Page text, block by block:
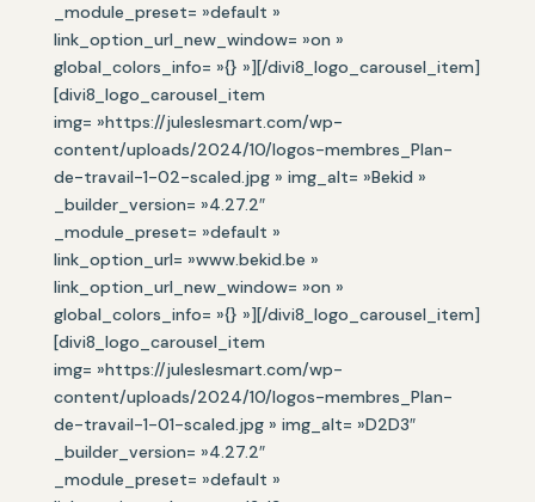
_module_preset= »default »
link_option_url_new_window= »on »
global_colors_info= »{} »][/divi8_logo_carousel_item]
[divi8_logo_carousel_item
img= »https://juleslesmart.com/wp-
content/uploads/2024/10/logos-membres_Plan-
de-travail-1-02-scaled.jpg » img_alt= »Bekid »
_builder_version= »4.27.2″
_module_preset= »default »
link_option_url= »www.bekid.be »
link_option_url_new_window= »on »
global_colors_info= »{} »][/divi8_logo_carousel_item]
[divi8_logo_carousel_item
img= »https://juleslesmart.com/wp-
content/uploads/2024/10/logos-membres_Plan-
de-travail-1-01-scaled.jpg » img_alt= »D2D3″
_builder_version= »4.27.2″
_module_preset= »default »